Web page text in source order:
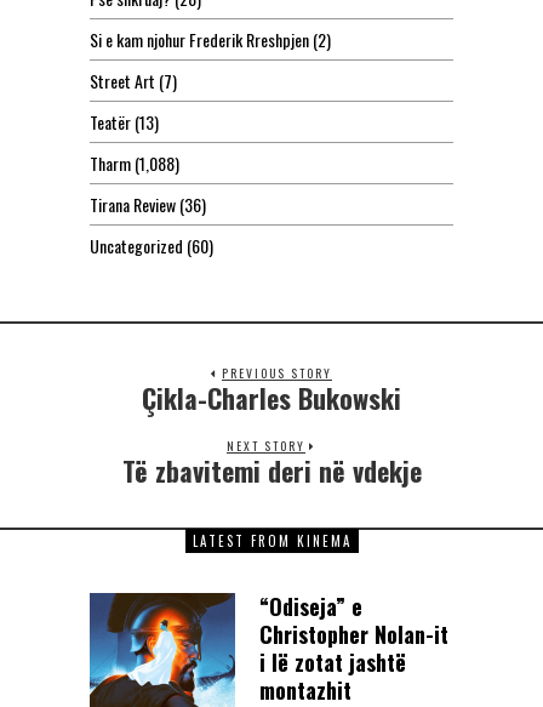
Si e kam njohur Frederik Rreshpjen(2)
Street Art (7)
Teatër(13)
Tharm(1,088)
Tirana Review(36)
Uncategorized (60)
PREVIOUS STORY
Çikla-Charles Bukowski
NEXT STORY
Të zbavitemi deri në vdekje
LATEST FROM KINEMA
“Odiseja” e
Christopher Nolan-it
i lë zotat jashtë
montazhit